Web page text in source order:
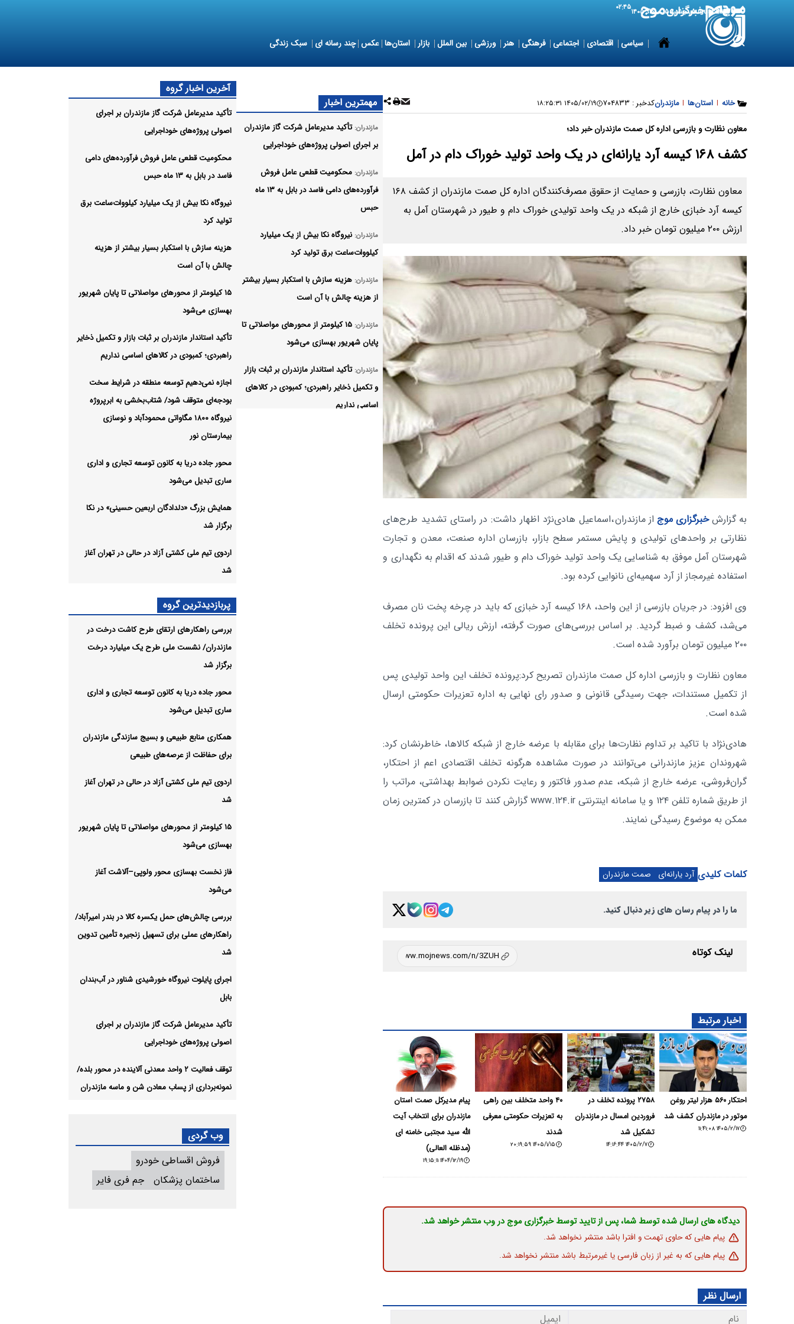
6 August 2026 پنجشنبه ۱۵ مرداد ۱۴۰۵ ۰۲:۴۵
سیاسی اقتصادی اجتماعی فرهنگی هنر ورزشی بین الملل بازار استان‌ها عکس چند رسانه ای سبک زندگی
خانه | استان‌ها | مازندرانکدخبر : ۷۰۴۸۳۳ ۱۴۰۵/۰۲/۱۹ ۱۸:۲۵:۳۱
معاون نظارت و بازرسی اداره کل صمت مازندران خبر داد؛
کشف ۱۶۸ کیسه آرد یارانه‌ای در یک واحد تولید خوراک دام در آمل
معاون نظارت، بازرسی و حمایت از حقوق مصرف‌کنندگان اداره کل صمت مازندران از کشف ۱۶۸
کیسه آرد خبازی خارج از شبکه در یک واحد تولیدی خوراک دام و طیور در شهرستان آمل به
ارزش ۲۰۰ میلیون تومان خبر داد.
به گزارشخبرگزاری موج از مازندران،اسماعیل هادی‌نژد اظهار داشت: در راستای تشدید طرح‌های
نظارتی بر واحدهای تولیدی و پایش مستمر سطح بازار، بازرسان اداره صنعت، معدن و تجارت
شهرستان آمل موفق به شناسایی یک واحد تولید خوراک دام و طیور شدند که اقدام به نگهداری و
استفاده غیرمجاز از آرد سهمیه‌ای نانوایی کرده بود.
وی افزود: در جریان بازرسی از این واحد، ۱۶۸ کیسه آرد خبازی که باید در چرخه پخت نان مصرف
می‌شد، کشف و ضبط گردید. بر اساس بررسی‌های صورت گرفته، ارزش ریالی این پرونده تخلف
۲۰۰ میلیون تومان برآورد شده است.
معاون نظارت و بازرسی اداره کل صمت مازندران تصریح کرد:پرونده تخلف این واحد تولیدی پس
از تکمیل مستندات، جهت رسیدگی قانونی و صدور رای نهایی به اداره تعزیرات حکومتی ارسال
شده است.
هادی‌نژاد با تاکید بر تداوم نظارت‌ها برای مقابله با عرضه خارج از شبکه کالاها، خاطرنشان کرد:
شهروندان عزیز مازندرانی می‌توانند در صورت مشاهده هرگونه تخلف اقتصادی اعم از احتکار،
گران‌فروشی، عرضه خارج از شبکه، عدم صدور فاکتور و رعایت نکردن ضوابط بهداشتی، مراتب را
از طریق شماره تلفن ۱۲۴ و یا سامانه اینترنتی www.۱۲۴.ir گزارش کنند تا بازرسان در کمترین زمان
ممکن به موضوع رسیدگی نمایند.
کلمات کلیدی آرد یارانه‌ای صمت مازندران
ما را در پیام رسان های زیر دنبال کنید.
لینک کوتاه
اخبار مرتبط
احتکار ۵۶۰ هزار لیتر روغن
موتور در مازندران کشف شد
۱۴۰۵/۲/۱۷ ۱۱:۴۱:۰۸
۲۷۵۸ پرونده تخلف در
فروردین امسال در مازندران
تشکیل شد
۱۴۰۵/۲/۷ ۱۴:۱۶:۴۴
۴۰ واحد متخلف بین راهی
به تعزیرات حکومتی معرفی
شدند
۱۴۰۵/۱/۱۵ ۲۰:۱۹:۵۹
پیام مدیرکل صمت استان
مازندران برای انتخاب آیت
الله سید مجتبی خامنه ای
(مدظله العالی)
۱۴۰۴/۱۲/۱۹ ۱۹:۱۵:۱۱
دیدگاه های ارسال شده توسط شما، پس از تایید توسط خبرگزاری موج در وب منتشر خواهد شد.
پیام هایی که حاوی تهمت و افترا باشد منتشر نخواهد شد.
پیام هایی که به غیر از زبان فارسی یا غیرمرتبط باشد منتشر نخواهد شد.
ارسال نظر
مهمترین اخبار
مازندران: تأکید مدیرعامل شرکت گاز مازندران
بر اجرای اصولی پروژه‌های خوداجرایی
مازندران: محکومیت قطعی عامل فروش
فرآورده‌های دامی فاسد در بابل به ۱۳ ماه
حبس
مازندران: نیروگاه نکا بیش از یک میلیارد
کیلووات‌ساعت برق تولید کرد
مازندران: هزینه سازش با استکبار بسیار بیشتر
از هزینه چالش با آن است
مازندران:
۱۵ کیلومتر از محورهای مواصلاتی تا
پایان شهریور بهسازی می‌شود
مازندران: تأکید استاندار مازندران بر ثبات بازار
و تکمیل ذخایر راهبردی؛ کمبودی در کالاهای
اساسی نداریم
آخرین اخبار گروه
تأکید مدیرعامل شرکت گاز مازندران بر اجرای
اصولی پروژه‌های خوداجرایی
محکومیت قطعی عامل فروش فرآورده‌های دامی
فاسد در بابل به ۱۳ ماه حبس
نیروگاه نکا بیش از یک میلیارد کیلووات‌ساعت برق
تولید کرد
هزینه سازش با استکبار بسیار بیشتر از هزینه
چالش با آن است
۱۵ کیلومتر از محورهای مواصلاتی تا پایان شهریور
بهسازی می‌شود
تأکید استاندار مازندران بر ثبات بازار و تکمیل ذخایر
راهبردی؛ کمبودی در کالاهای اساسی نداریم
اجازه نمی‌دهیم توسعه منطقه در شرایط سخت
بودجه‌ای متوقف شود/ شتاب‌بخشی به ابرپروژه
نیروگاه ۱۸۰۰ مگاواتی محمودآباد و نوسازی
بیمارستان نور
محور جاده دریا به کانون توسعه تجاری و اداری
ساری تبدیل می‌شود
همایش بزرگ «دلدادگان اربعین حسینی» در نکا
برگزار شد
اردوی تیم ملی کشتی آزاد در حالی در تهران آغاز
شد
پربازدیدترین گروه
بررسی راهکارهای ارتقای طرح کاشت درخت در
مازندران/ نشست ملی طرح یک میلیارد درخت
برگزار شد
محور جاده دریا به کانون توسعه تجاری و اداری
ساری تبدیل می‌شود
همکاری منابع طبیعی و بسیج سازندگی مازندران
برای حفاظت از عرصه‌های طبیعی
اردوی تیم ملی کشتی آزاد در حالی در تهران آغاز
شد
۱۵ کیلومتر از محورهای مواصلاتی تا پایان شهریور
بهسازی می‌شود
فاز نخست بهسازی محور ولوپی–آلاشت آغاز
می‌شود
بررسی چالش‌های حمل یکسره کالا در بندر امیرآباد/
راهکارهای عملی برای تسهیل زنجیره تأمین تدوین
شد
اجرای پایلوت نیروگاه خورشیدی شناور در آب‌بندان
بابل
تأکید مدیرعامل شرکت گاز مازندران بر اجرای
اصولی پروژه‌های خوداجرایی
توقف فعالیت ۲ واحد معدنی آلاینده در محور بلده/
نمونه‌برداری از پساب معادن شن و ماسه مازندران
وب گردی
فروش اقساطی خودرو
ساختمان پزشکان
جم فری فایر